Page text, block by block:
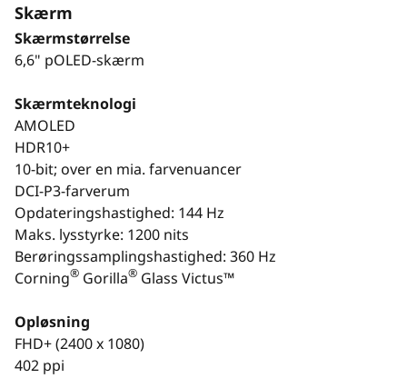
Skærm
Skærmstørrelse
6,6" pOLED-skærm
Skærmteknologi
AMOLED
HDR10+
10-bit; over en mia. farvenuancer
DCI-P3-farverum
Opdateringshastighed: 144 Hz
Maks. lysstyrke: 1200 nits
Berøringssamplingshastighed: 360 Hz
Corning® Gorilla® Glass Victus™
Opløsning
FHD+ (2400 x 1080)
402 ppi